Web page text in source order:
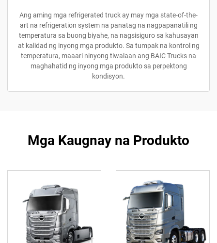
Ang aming mga refrigerated truck ay may mga state-of-the-
art na refrigeration system na panatag na nagpapanatili ng
temperatura sa buong biyahe, na nagsisiguro sa kahusayan
at kalidad ng inyong mga produkto. Sa tumpak na kontrol ng
temperatura, maaari ninyong tiwalaan ang BAIC Trucks na
maghahatid ng inyong mga produkto sa perpektong
kondisyon.
Mga Kaugnay na Produkto